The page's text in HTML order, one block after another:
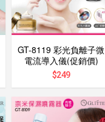
GT-8119 彩光負離子微
電流導入儀(促銷價)
$249